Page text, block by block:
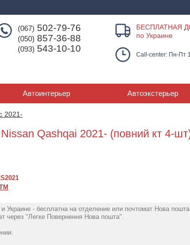
(067) 502-79-76
(050) 857-36-88
(093) 543-10-10
БЕСПЛАТНАЯ
по Украине
Call-center: Пн-Пт
Автоинтерьер Автоэкстерьер
2021-
Qashqai 2021- (повний кт 4-
Украине - бесплатна на отделение или почтомат Нова
через "Легке Повернення Нова пошта".